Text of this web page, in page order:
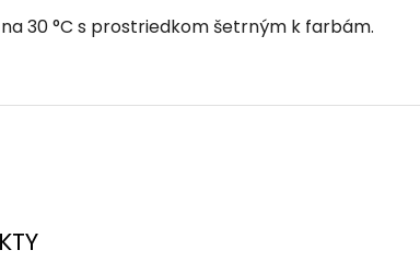
30 °C s prostriedkom šetrným k farbám.